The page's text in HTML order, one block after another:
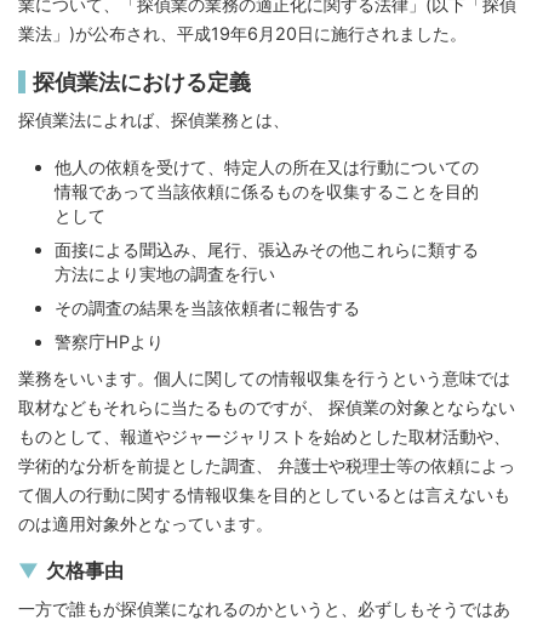
業について、「探偵業の業務の適正化に関する法律」(以下「探偵
業法」)が公布され、平成19年6月20日に施行されました。
探偵業法における定義
探偵業法によれば、探偵業務とは、
他人の依頼を受けて、特定人の所在又は行動についての
情報であって当該依頼に係るものを収集することを目的
として
面接による聞込み、尾行、張込みその他これらに類する
方法により実地の調査を行い
その調査の結果を当該依頼者に報告する
警察庁HPより
業務をいいます。個人に関しての情報収集を行うという意味では
取材などもそれらに当たるものですが、 探偵業の対象とならない
ものとして、報道やジャージャリストを始めとした取材活動や、
学術的な分析を前提とした調査、 弁護士や税理士等の依頼によっ
て個人の行動に関する情報収集を目的としているとは言えないも
のは適用対象外となっています。
欠格事由
一方で誰もが探偵業になれるのかというと、必ずしもそうではあ